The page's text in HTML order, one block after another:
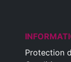
Protection